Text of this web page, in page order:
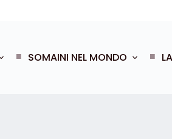
SOMAINI NEL MONDO